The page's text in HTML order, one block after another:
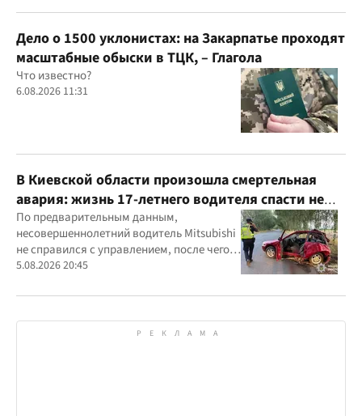
Дело о 1500 уклонистах: на Закарпатье проходят
масштабные обыски в ТЦК, – Глагола
Что известно?
6.08.2026 11:31
В Киевской области произошла смертельная
авария: жизнь 17-летнего водителя спасти не
удалось
По предварительным данным,
несовершеннолетний водитель Mitsubishi
не справился с управлением, после чего
автомобиль врезался в дерево
5.08.2026 20:45